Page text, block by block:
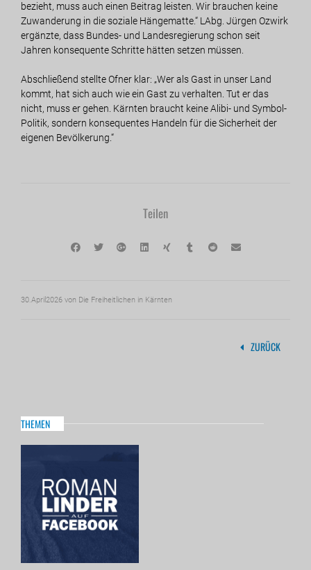
bezieht, muss auch einen Beitrag leisten. Wir brauchen keine
Zuwanderung in die soziale Hängematte.“ LAbg. Jürgen Ozwirk
ergänzte, dass Bundes- und Landesregierung schon seit
Jahren konsequente Schritte hätten setzen müssen.
Abschließend stellte Ofner klar: „Wer als Gast in unser Land
kommt, hat sich auch wie ein Gast zu verhalten. Tut er das
nicht, muss er gehen. Kärnten braucht keine Alibi- und Symbol-
Politik, sondern konsequentes Handeln für die Sicherheit der
eigenen Bevölkerung.“
Teilen
30.April2026 von Die Freiheitlichen in Kärnten
ZURÜCK
THEMEN